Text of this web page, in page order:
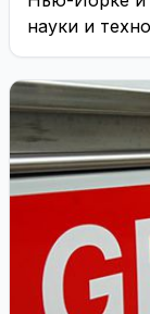
науки и
50